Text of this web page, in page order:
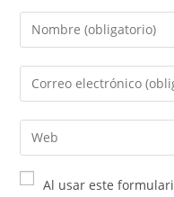
Al usar este